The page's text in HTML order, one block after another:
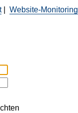
| Website-Monitoring